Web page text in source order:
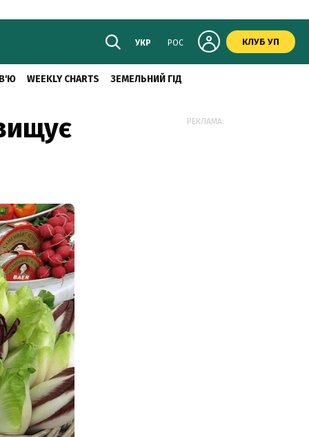
УКР РОС КЛУБ УП
WEEKLY CHARTS ЗЕМЕЛЬНИЙ ГІД
РЕКЛАМА: